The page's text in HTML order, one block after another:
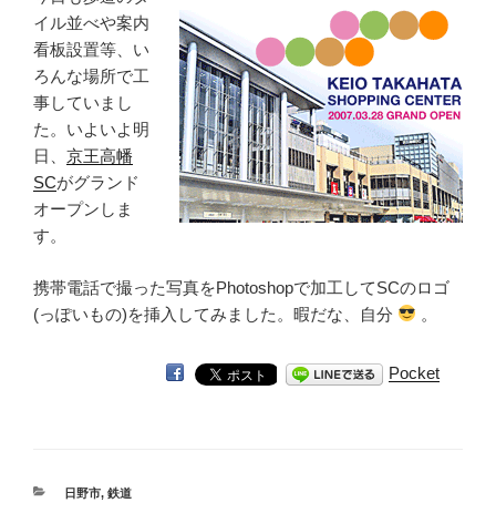
イル並べや案内
看板設置等、い
ろんな場所で工
事していまし
た。いよいよ明
日、 京王高幡
SCがグランド
オープンしま
す。
携帯電話で撮った写真をPhotoshopで加工してSCのロゴ
(っぽいもの)を挿入してみました。暇だな、自分
。
Pocket
カ
日野市, 鉄道